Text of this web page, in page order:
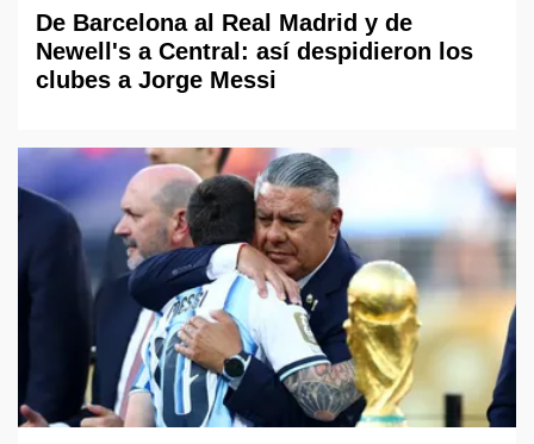
De Barcelona al Real Madrid y de
Newell's a Central: así despidieron los
clubes a Jorge Messi